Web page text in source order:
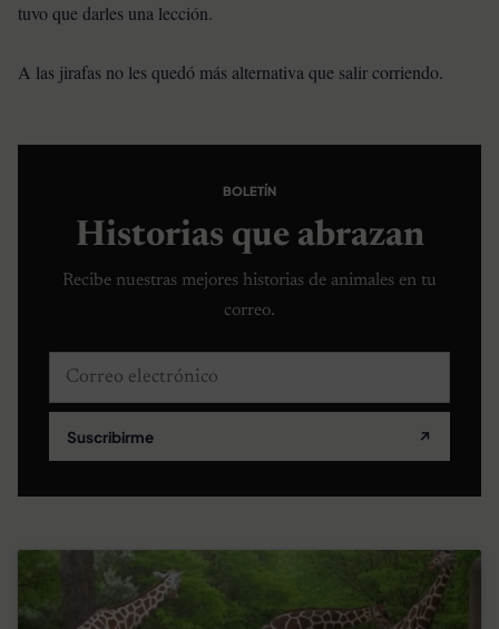
tuvo que darles una lección.
A las jirafas no les quedó más alternativa que salir corriendo.
BOLETÍN
Historias que abrazan
Recibe nuestras mejores historias de animales en tu
correo.
Correo electrónico
Suscribirme ↗